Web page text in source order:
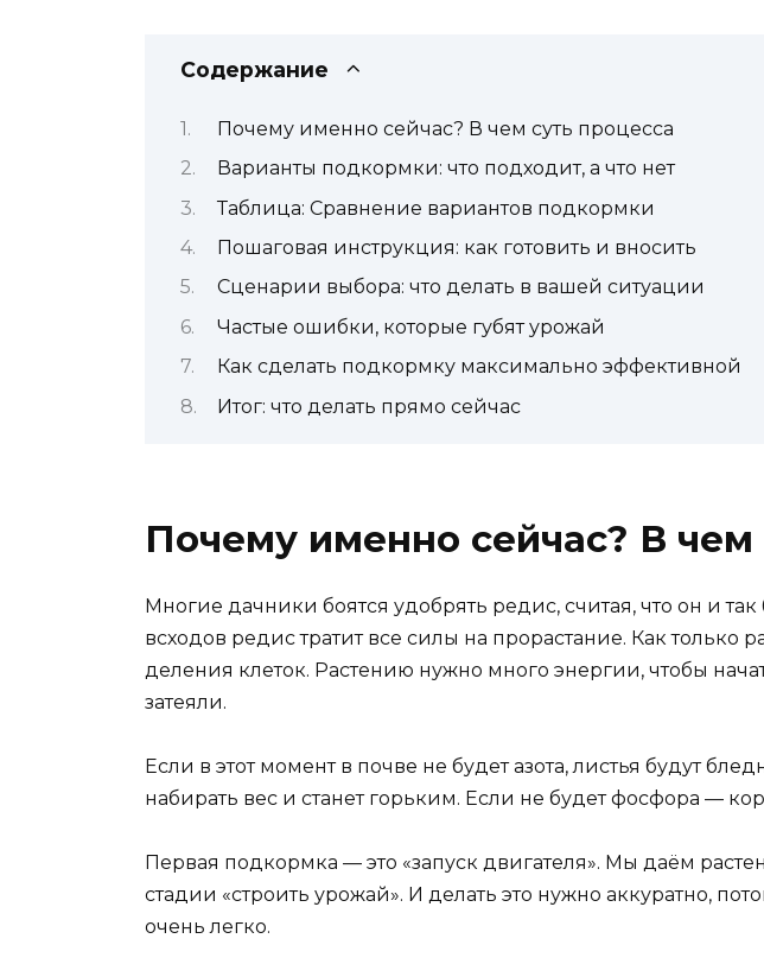
Содержание
Почему именно сейчас? В чем суть процесса
Варианты подкормки: что подходит, а что нет
Таблица: Сравнение вариантов подкормки
Пошаговая инструкция: как готовить и вносить
Сценарии выбора: что делать в вашей ситуации
Частые ошибки, которые губят урожай
Как сделать подкормку максимально эффективной
Итог: что делать прямо сейчас
Почему именно сейчас? В чем
Многие дачники боятся удобрять редис, считая, что он и
всходов редис тратит все силы на прорастание. Как только
деления клеток. Растению нужно много энергии, чтобы
затеяли.
Если в этот момент в почве не будет азота, листья будут
набирать вес и станет горьким. Если не будет фосфора —
Первая подкормка — это «запуск двигателя». Мы даём
стадии «строить урожай». И делать это нужно аккуратно,
очень легко.